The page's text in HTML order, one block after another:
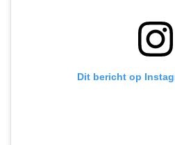
Dit bericht op